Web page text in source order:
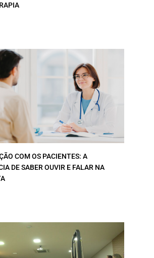
COM OS PACIENTES: A
DE SABER OUVIR E FALAR NA